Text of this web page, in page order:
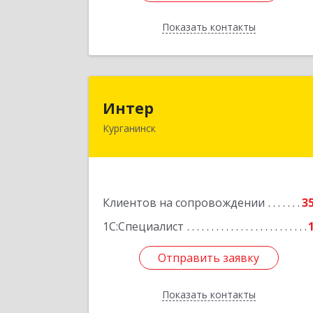
Показать контакты
Назад
Интер
Курганинск
Клиентов на сопровождении
1С:Специалист
1
Отправить заявку
Показать контакты
352430, Краснодарский край,
Подробнее
Отправить заявку
Назад